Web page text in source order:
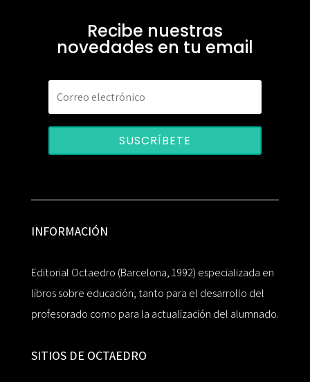
Recibe nuestras
novedades en tu email
SUSCRÍBETE
INFORMACIÓN
Editorial Octaedro (Barcelona, 1992) especializada en
libros sobre educación, tanto para el desarrollo del
profesorado como para la actualización del alumnado.
SITIOS DE OCTAEDRO